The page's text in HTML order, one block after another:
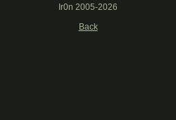
Ir0n 2005-2026
Back